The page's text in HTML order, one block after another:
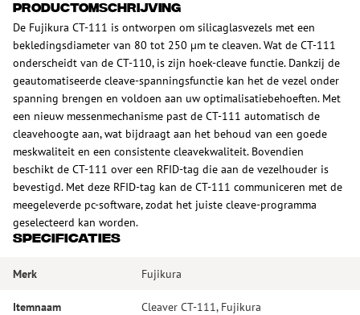
Productomschrijving
De Fujikura CT-111 is ontworpen om silicaglasvezels met een
bekledingsdiameter van 80 tot 250 µm te cleaven. Wat de CT-111
onderscheidt van de CT-110, is zijn hoek-cleave functie. Dankzij de
geautomatiseerde cleave-spanningsfunctie kan het de vezel onder
spanning brengen en voldoen aan uw optimalisatiebehoeften. Met
een nieuw messenmechanisme past de CT-111 automatisch de
cleavehoogte aan, wat bijdraagt aan het behoud van een goede
meskwaliteit en een consistente cleavekwaliteit. Bovendien
beschikt de CT-111 over een RFID-tag die aan de vezelhouder is
bevestigd. Met deze RFID-tag kan de CT-111 communiceren met de
meegeleverde pc-software, zodat het juiste cleave-programma
geselecteerd kan worden.
Specificaties
Merk Fujikura
Itemnaam Cleaver CT-111, Fujikura